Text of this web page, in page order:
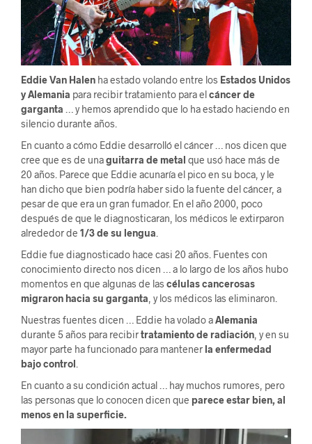
Eddie Van Halen ha estado volando entre los Estados Unidos
y Alemania para recibir tratamiento para elcáncer de
garganta … y hemos aprendido que lo ha estado haciendo en
silencio durante años.
En cuanto a cómo Eddie desarrolló el cáncer … nos dicen que
cree que es de unaguitarra de metal que usó hace más de
20 años. Parece que Eddie acunaría el pico en su boca, y le
han dicho que bien podría haber sido la fuente del cáncer, a
pesar de que era un gran fumador. En el año 2000, poco
después de que le diagnosticaran, los médicos le extirparon
alrededor de 1/3 de su lengua
Eddie fue diagnosticado hace casi 20 años. Fuentes con
conocimiento directo nos dicen … a lo largo de los años hubo
momentos en que algunas de las células cancerosas
migraron hacia su garganta , y los médicos las eliminaron.
Nuestras fuentes dicen … Eddie ha volado aAlemania
durante 5 años para recibirtratamiento de radiación , y en su
mayor parte ha funcionado para mantener la enfermedad
bajo control
En cuanto a su condición actual … hay muchos rumores, pero
las personas que lo conocen dicen que parece estar bien, al
menos en la superficie.